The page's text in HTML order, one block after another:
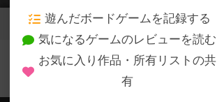
1 2
よんろのごのトップに戻る
遊んだボードゲームを記録する
気になるゲームのレビューを読む
お気に入り作品・所有リストの共
有